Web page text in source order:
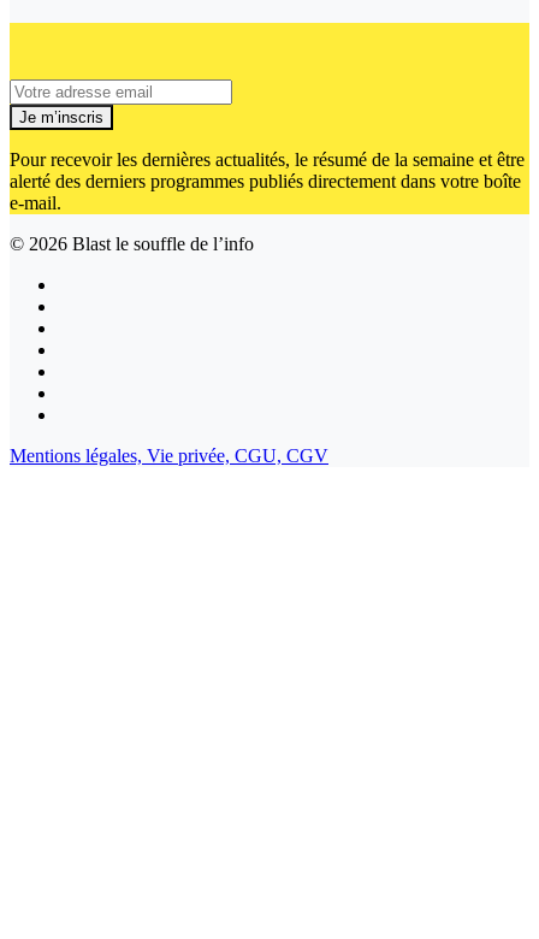
Je m’inscris
Pour recevoir les dernières actualités, le résumé de la semaine et être
alerté des derniers programmes publiés directement dans votre boîte
e-mail.
© 2026 Blast le souffle de l’info
Mentions légales, Vie privée, CGU, CGV